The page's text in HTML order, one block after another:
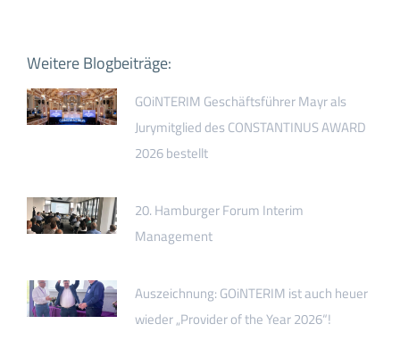
Weitere Blogbeiträge:
GOiNTERIM Geschäftsführer Mayr als
Jurymitglied des CONSTANTINUS AWARD
2026 bestellt
20. Hamburger Forum Interim
Management
Auszeichnung: GOiNTERIM ist auch heuer
wieder „Provider of the Year 2026“!